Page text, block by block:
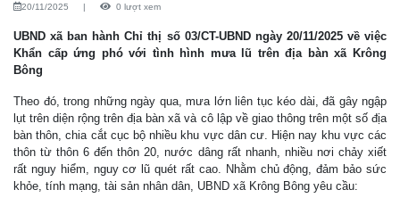
20/11/2025 | 0 lượt xem
UBND xã ban hành Chỉ thị số 03/CT-UBND ngày 20/11/2025 về việc
Khẩn cấp ứng phó với tình hình mưa lũ trên địa bàn xã Krông
Bông
Theo đó, trong những ngày qua, mưa lớn liên tục kéo dài, đã gây ngập
lụt trên diện rộng trên địa bàn xã và cô lập về giao thông trên một số địa
bàn thôn, chia cắt cục bộ nhiều khu vực dân cư. Hiện nay khu vực các
thôn từ thôn 6 đến thôn 20, nước dâng rất nhanh, nhiều nơi chảy xiết
rất nguy hiểm, nguy cơ lũ quét rất cao. Nhằm chủ động, đảm bảo sức
khỏe, tính mạng, tài sản nhân dân, UBND xã Krông Bông yêu cầu: